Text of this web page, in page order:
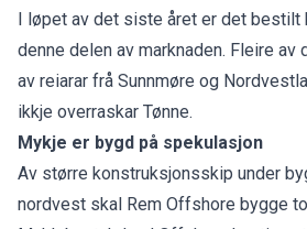
I løpet av det siste året er det bestilt
denne delen av marknaden. Fleire
av reiarar frå Sunnmøre og
ikkje overraskar Tønne.
Mykje er bygd på spekulasjon
Av større konstruksjonsskip under
nordvest skal Rem Offshore bygge